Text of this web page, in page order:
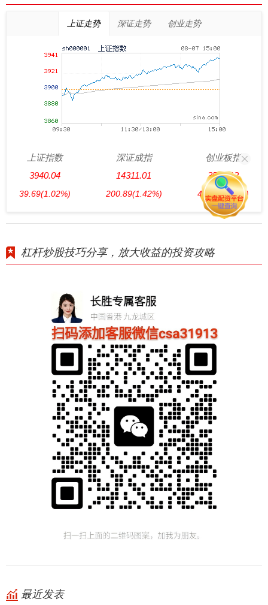
上证走势 深证走势 创业走势
上证指数
3940.04
39.69(1.02%)
深证成指
14311.01
200.89(1.42%)
创业板指
3563.12
47.56(1.35%)
杠杆炒股技巧分享，放大收益的投资攻略
最近发表